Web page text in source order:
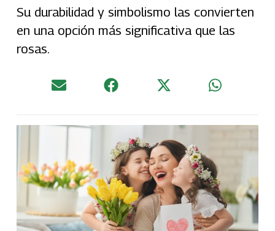
Su durabilidad y simbolismo las convierten
en una opción más significativa que las
rosas.